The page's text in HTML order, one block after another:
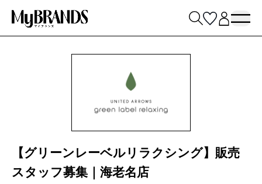
【グリーンレーベルリラクシング】販売
スタッフ募集｜海老名店